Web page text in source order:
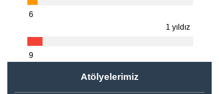
6
1 yıldız
9
Atölyelerimiz